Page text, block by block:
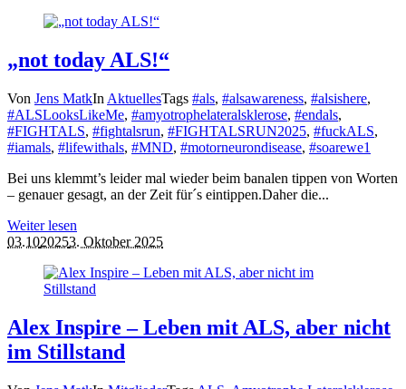
„not today ALS!“
Von Jens MatkIn AktuellesTags #als, #alsawareness, #alsishere,
#ALSLooksLikeMe, #amyotrophelateralsklerose, #endals,
#FIGHTALS, #fightalsrun, #FIGHTALSRUN2025, #fuckALS,
#iamals, #lifewithals, #MND, #motorneurondisease, #soarewe1
Bei uns klemmt’s leider mal wieder beim banalen tippen von Worten
– genauer gesagt, an der Zeit für´s eintippen.Daher die...
Weiter lesen
03.1020253. Oktober 2025
Alex Inspire – Leben mit ALS, aber nicht
im Stillstand